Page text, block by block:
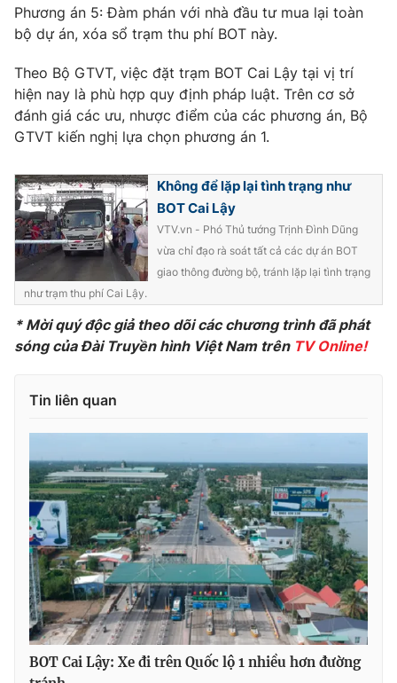
Giải sao mai
Sao
Làm đẹp
Chất lượng cuộc sống
Giáo dục
Tuyển sinh
Học trực tuyến
Công nghệ
Hitech Công nghệ tương lai
Sản phẩm
Thị trường
Tư vấn
Giao lưu trực tuyến
Chuyên mục khác
Emagazine Podcast
Photo Infographic
VTV Sức khoẻ Bất động sản
Thị trường 24h Tấm lòng Việt
VTV4 Vươn mình bằng AI
VTV9 VTV8
Liên hệ tòa soạn English
Phương án 5: Đàm phán với nhà đầu tư mua lại toàn
bộ dự án, xóa sổ trạm thu phí BOT này.
Theo Bộ GTVT, việc đặt trạm BOT Cai Lậy tại vị trí
hiện nay là phù hợp quy định pháp luật. Trên cơ sở
đánh giá các ưu, nhược điểm của các phương án, Bộ
GTVT kiến nghị lựa chọn phương án 1.
Không để lặp lại tình trạng như
BOT Cai Lậy
VTV.vn - Phó Thủ tướng Trịnh Đình Dũng
vừa chỉ đạo rà soát tất cả các dự án BOT
giao thông đường bộ, tránh lặp lại tình trạng
như trạm thu phí Cai Lậy.
* Mời quý độc giả theo dõi các chương trình đã phát
sóng của Đài Truyền hình Việt Nam trên TV Online!
Tin liên quan
BOT Cai Lậy: Xe đi trên Quốc lộ 1 nhiều hơn đường